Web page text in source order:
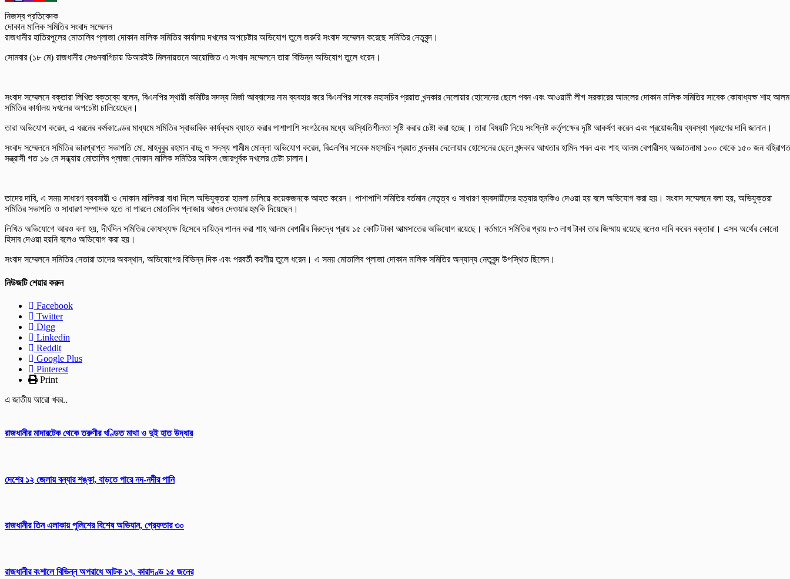
নিজস্ব প্রতিবেদক
দোকান মালিক সমিতির সংবাদ সম্মেলন
রাজধানীর হাতিরপুলের মোতালিব প্লাজা দোকান মালিক সমিতির কার্যালয় দখলের অপচেষ্টার অভিযোগ তুলে জরুরি সংবাদ সম্মেলন করেছে সমিতির নেতৃবৃন্দ।
সোমবার (১৮ মে) রাজধানীর সেগুনবাগিচায় ডিআরইউ মিলনায়তনে আয়োজিত এ সংবাদ সম্মেলনে তারা বিভিন্ন অভিযোগ তুলে ধরেন।
সংবাদ সম্মেলনে বক্তারা লিখিত বক্তব্যে বলেন, বিএনপির স্থায়ী কমিটির সদস্য মির্জা আব্বাসের নাম ব্যবহার করে বিএনপির সাবেক মহাসচিব প্রয়াত খন্দকার দেলোয়ার হোসেনের ছেলে পবন এবং আওয়ামী লীগ সরকারের আমলের দোকান মালিক সমিতির সাবেক কোষাধ্যক্ষ শাহ আলম
সমিতির কার্যালয় দখলের অপচেষ্টা চালিয়েছেন।
তারা অভিযোগ করেন, এ ধরনের কর্মকাণ্ডের মাধ্যমে সমিতির স্বাভাবিক কার্যক্রম ব্যাহত করার পাশাপাশি সংগঠনের মধ্যে অস্থিতিশীলতা সৃষ্টি করার চেষ্টা করা হচ্ছে। তারা বিষয়টি নিয়ে সংশ্লিষ্ট কর্তৃপক্ষের দৃষ্টি আকর্ষণ করেন এবং প্রয়োজনীয় ব্যবস্থা গ্রহণের দাবি জানান।
সংবাদ সম্মেলনে সমিতির ভারপ্রাপ্ত সভাপতি মো. মাহবুবুর রহমান বাচ্চু ও সদস্য শামীম মোল্লা অভিযোগ করেন, বিএনপির সাবেক মহাসচিব প্রয়াত খন্দকার দেলোয়ার হোসেনের ছেলে খন্দকার আখতার হামিদ পবন এবং শাহ আলম বেপারীসহ অজ্ঞাতনামা ১০০ থেকে ১৫০ জন বহিরাগত
সন্ত্রাসী গত ১৬ মে সন্ধ্যায় মোতালিব প্লাজা দোকান মালিক সমিতির অফিস জোরপূর্বক দখলের চেষ্টা চালান।
তাদের দাবি, এ সময় সাধারণ ব্যবসায়ী ও দোকান মালিকরা বাধা দিলে অভিযুক্তরা হামলা চালিয়ে কয়েকজনকে আহত করেন। পাশাপাশি সমিতির বর্তমান নেতৃত্ব ও সাধারণ ব্যবসায়ীদের হত্যার হুমকিও দেওয়া হয় বলে অভিযোগ করা হয়। সংবাদ সম্মেলনে বলা হয়, অভিযুক্তরা
সমিতির সভাপতি ও সাধারণ সম্পাদক হতে না পারলে মোতালিব প্লাজায় আগুন দেওয়ার হুমকি দিয়েছেন।
লিখিত অভিযোগে আরও বলা হয়, দীর্ঘদিন সমিতির কোষাধ্যক্ষ হিসেবে দায়িত্ব পালন করা শাহ আলম বেপারীর বিরুদ্ধে প্রায় ১৫ কোটি টাকা আত্মসাতের অভিযোগ রয়েছে। বর্তমানে সমিতির প্রায় ৮৩ লাখ টাকা তার জিম্মায় রয়েছে বলেও দাবি করেন বক্তারা। এসব অর্থের কোনো
হিসাব দেওয়া হয়নি বলেও অভিযোগ করা হয়।
সংবাদ সম্মেলনে সমিতির নেতারা তাদের অবস্থান, অভিযোগের বিভিন্ন দিক এবং পরবর্তী করণীয় তুলে ধরেন। এ সময় মোতালিব প্লাজা দোকান মালিক সমিতির অন্যান্য নেতৃবৃন্দ উপস্থিত ছিলেন।
নিউজটি শেয়ার করুন
Facebook
Twitter
Digg
Linkedin
Reddit
Google Plus
Pinterest
Print
এ জাতীয় আরো খবর..
রাজধানীর মাদারটেক থেকে তরুণীর খণ্ডিত মাথা ও দুই হাত উদ্ধার
দেশের ১২ জেলায় বন্যার শঙ্কা, বাড়তে পারে নদ-নদীর পানি
রাজধানীর তিন এলাকায় পুলিশের বিশেষ অভিযান, গ্রেফতার ৩০
রাজধানীর বংশালে বিভিন্ন অপরাধে আটক ১৭, কারাদণ্ড ১৫ জনের